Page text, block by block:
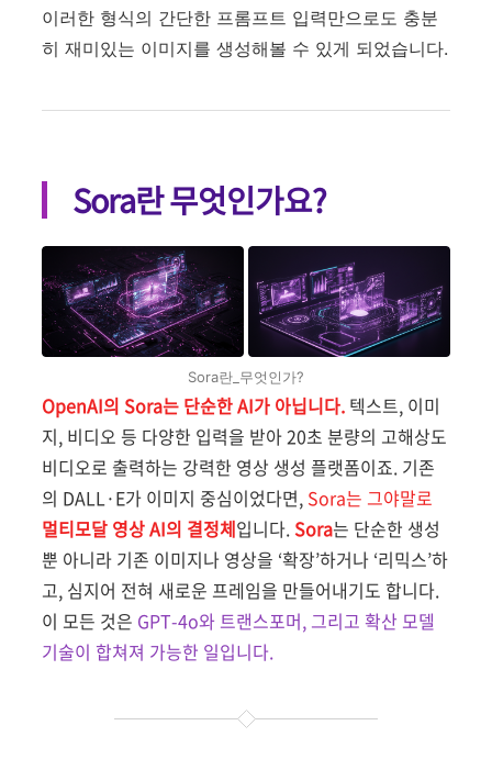
이러한 형식의 간단한 프롬프트 입력만으로도 충분
히 재미있는 이미지를 생성해볼 수 있게 되었습니다.
Sora란 무엇인가요?
Sora란_무엇인가?
OpenAI의 Sora는 단순한 AI가 아닙니다. 텍스트, 이미
지, 비디오 등 다양한 입력을 받아 20초 분량의 고해상도
비디오로 출력하는 강력한 영상 생성 플랫폼이죠. 기존
의 DALL·E가 이미지 중심이었다면, Sora는 그야말로
멀티모달 영상 AI의 결정체입니다. Sora는 단순한 생성
뿐 아니라 기존 이미지나 영상을 ‘확장’하거나 ‘리믹스’하
고, 심지어 전혀 새로운 프레임을 만들어내기도 합니다.
이 모든 것은 GPT-4o와 트랜스포머, 그리고 확산 모델
기술이 합쳐져 가능한 일입니다.